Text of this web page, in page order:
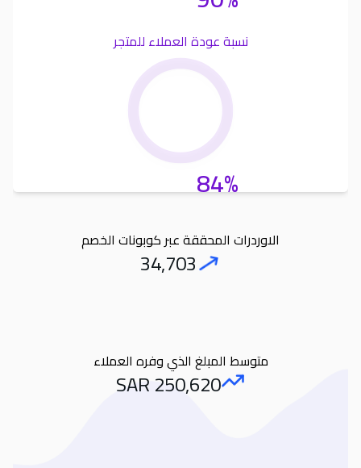
نسبة عودة العملاء للمتجر
84%
الاوردرات المحققة عبر كوبونات الخصم
Orders
34,703
متوسط المبلغ الذي وفره العملاء
Amount Saved
250,620
SAR